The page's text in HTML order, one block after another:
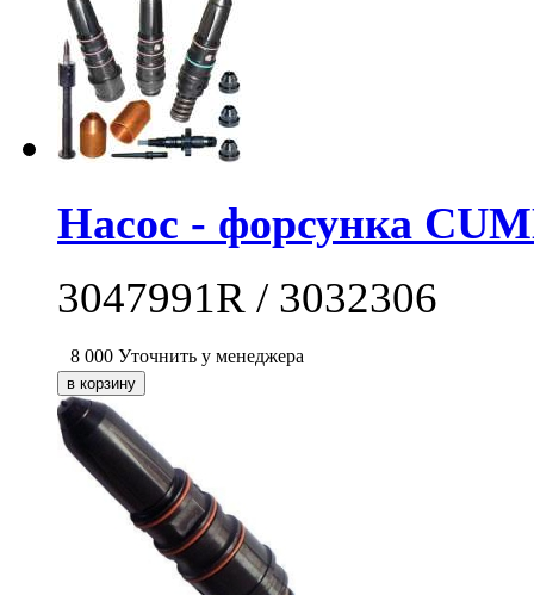
Насос - форсунка
3047991R / 3032306
8 000 Уточнить у менеджера